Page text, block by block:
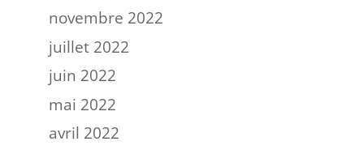
novembre 2022
juillet 2022
juin 2022
mai 2022
avril 2022